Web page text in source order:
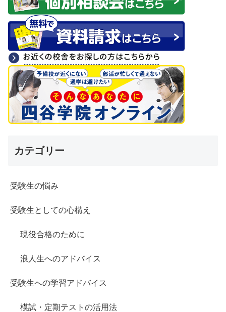
カテゴリー
受験生の悩み
受験生としての心構え
現役合格のために
浪人生へのアドバイス
受験生への学習アドバイス
模試・定期テストの活用法